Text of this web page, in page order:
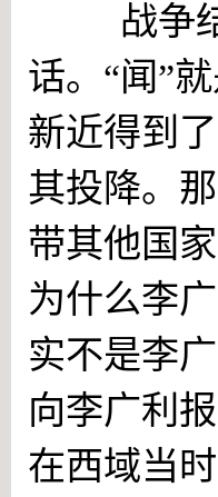
战争结
话。“闻”
新近得到
其投降。
带其他国
为什么李
实不是李
向李广利
在西域当